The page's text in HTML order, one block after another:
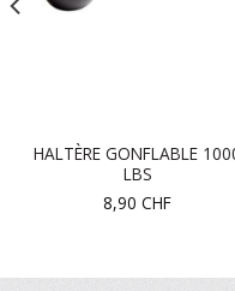
HALTÈRE GONFLABLE
LBS
8,90 CHF